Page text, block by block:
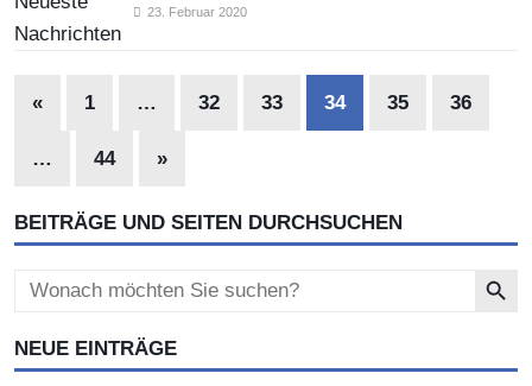
23. Februar 2020
« 1 … 32 33 34 35 36
… 44 »
BEITRÄGE UND SEITEN DURCHSUCHEN
Search
for:
NEUE EINTRÄGE